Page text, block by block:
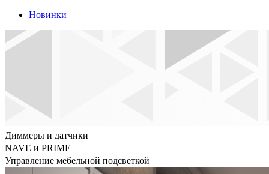
Новинки
Диммеры и датчики
NAVE и PRIME
Управление мебельной подсветкой